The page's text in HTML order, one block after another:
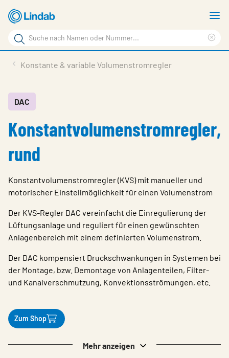
Zum
Hauptinhalt
springen
Suchbegriff
Seite
durchsuchen
Wissen & Service
Inspiration
Wähle Sprache
Germany - Ventilation
Konstante & variable Volumenstromregler
DAC
Konstantvolumenstromregler,
rund
Konstantvolumenstromregler (KVS) mit manueller und
motorischer Einstellmöglichkeit für einen Volumenstrom
Der KVS-Regler DAC vereinfacht die Einregulierung der
Lüftungsanlage und reguliert für einen gewünschten
Anlagenbereich mit einem definierten Volumenstrom.
Der DAC kompensiert Druckschwankungen in Systemen bei
der Montage, bzw. Demontage von Anlagenteilen, Filter-
und Kanalverschmutzung, Konvektionsströmungen, etc.
Zum Shop
Mehr anzeigen